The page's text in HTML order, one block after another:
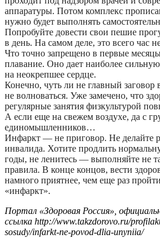
аппаратуры. Потом комплекс
нужно будет выполнять
Попробуйте довести свои пешие
в день. На самом деле, это всего час
Что точно запрещено в первые
плавание. Оно дает наиболее
на неокрепшее сердце.
Конечно, чуть ли не главный
не волноваться. Уже замечено, что
регулярные занятия физкультурой
А если еще на свежем воздухе, да с
единомышленников…
Инфаркт — не приговор. Не делайте
инвалида. Хотите продлить
годы, не ленитесь — выполняйте не
правила. В конце концов, вести
намного приятнее, чем еще раз
«инфаркт».
Портал «Здоровая Россия»,
ссылка http://www.takzdorovo.ru/
sosudy/infarkt-ne-povod-dlia-unyniia/